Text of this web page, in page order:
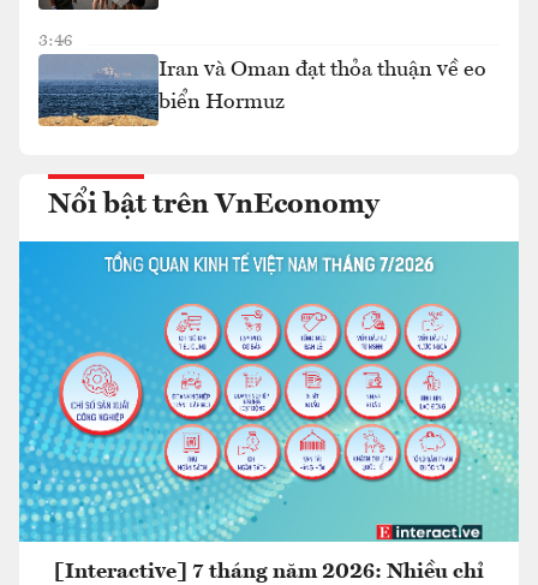
3:46
Iran và Oman đạt thỏa thuận về eo
biển Hormuz
Nổi bật trên VnEconomy
[Interactive] 7 tháng năm 2026: Nhiều chỉ